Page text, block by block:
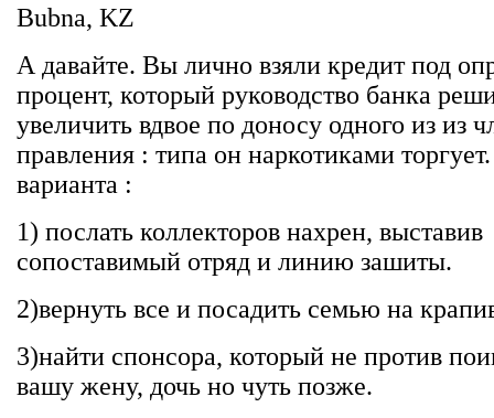
Bubna, KZ
А давайте. Вы лично взяли кредит под
процент, который руководство банка
увеличить вдвое по доносу одного из из
правления : типа он наркотиками
варианта :
1) послать коллекторов нахрен, выставив
сопоставимый отряд и линию зашиты.
2)вернуть все и посадить семью на
3)найти спонсора, который не против
вашу жену, дочь но чуть позже.